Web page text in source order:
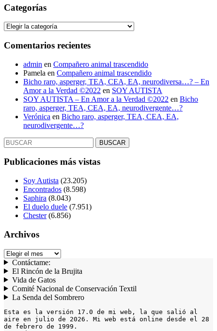
Categorías
Categorías
Comentarios recientes
admin en Compañero animal trascendido
Pamela en Compañero animal trascendido
Bicho raro, asperger, TEA, CEA, EA, neurodiversa…? – En
Amor a la Verdad ©2022 en SOY AUTISTA
SOY AUTISTA – En Amor a la Verdad ©2022 en Bicho
raro, asperger, TEA, CEA, EA, neurodivergente…?
Verónica en Bicho raro, asperger, TEA, CEA, EA,
neurodivergente…?
Buscar:
Publicaciones más vistas
Soy Autista (23.205)
Encontrados (8.598)
Saphira (8.043)
El duelo duele (7.951)
Chester (6.856)
Archivos
Archivos
Contáctame:
El Rincón de la Brujita
Vida de Gatos
Comité Nacional de Conservación Textil
La Senda del Sombrero
Esta es la versión 17.0 de mi web, la que salió al
aire en julio de 2026. Mi web está online desde el 28
de febrero de 1999.